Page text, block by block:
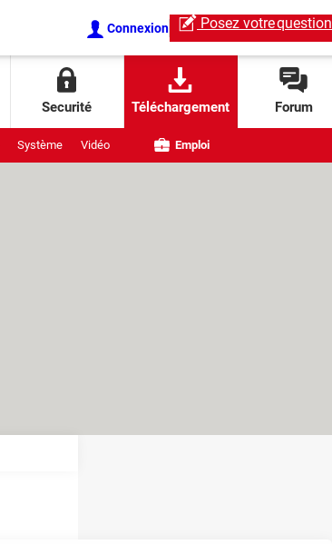
Connexion Posez votrequestion
Securité Téléchargement Forum
Système Vidéo Emploi